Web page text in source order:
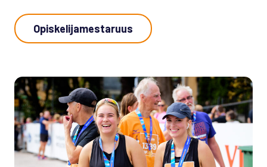
Opiskelijamestaruus